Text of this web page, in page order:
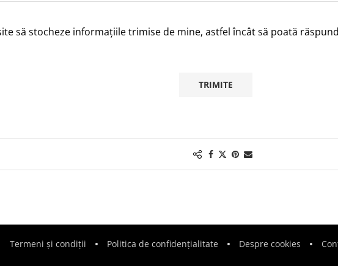
să stocheze informațiile trimise de mine, astfel încât să poată
TRIMITE
Termeni și condiții Politica de confidențialitate Despre cookies